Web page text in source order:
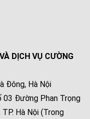
DỊCH VỤ CƯỜNG
Đông, Hà Nội
03 Đường Phan Trọng
Hà Nội (Trong